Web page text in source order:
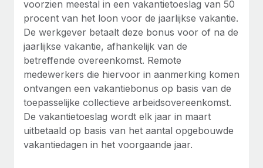
Secundaire arbeidsvoorwaarden
Eenvoudig secundaire arbeidsvoorwaarden
beheren
BLOG
Productupdates van Remote: Gusto- en Xero-
integraties en Contractor Management Plus
Het blijft de missie van Remote om alle soorten bedrijven
te helpen bij het aannemen, beheren en...
Meer informatie
voorzien meestal in een vakantietoeslag van 50
procent van het loon voor de jaarlijkse vakantie.
De werkgever betaalt deze bonus voor of na de
jaarlijkse vakantie, afhankelijk van de
betreffende overeenkomst. Remote
medewerkers die hiervoor in aanmerking komen
ontvangen een vakantiebonus op basis van de
toepasselijke collectieve arbeidsovereenkomst.
De vakantietoeslag wordt elk jaar in maart
uitbetaald op basis van het aantal opgebouwde
vakantiedagen in het voorgaande jaar.